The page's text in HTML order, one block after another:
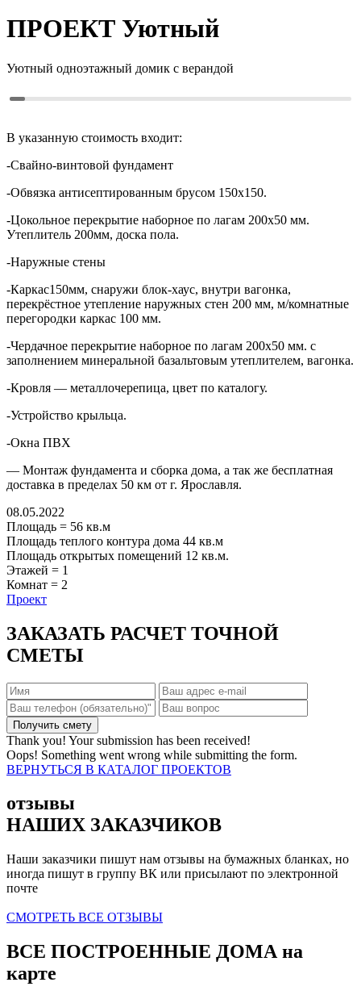
ПРОЕКТ Уютный
Уютный одноэтажный домик с верандой
В указанную стоимость входит:
-Свайно-винтовой фундамент
-Обвязка антисептированным брусом 150х150.
-Цокольное перекрытие наборное по лагам 200х50 мм.
Утеплитель 200мм, доска пола.
-Наружные стены
-Каркас150мм, снаружи блок-хаус, внутри вагонка,
перекрёстное утепление наружных стен 200 мм, м/комнатные
перегородки каркас 100 мм.
-Чердачное перекрытие наборное по лагам 200х50 мм. с
заполнением минеральной базальтовым утеплителем, вагонка.
-Кровля — металлочерепица, цвет по каталогу.
-Устройство крыльца.
-Окна ПВХ
— Монтаж фундамента и сборка дома, а так же бесплатная
доставка в пределах 50 км от г. Ярославля.
08.05.2022
Площадь = 56 кв.м
Площадь теплого контура дома 44 кв.м
Площадь открытых помещений 12 кв.м.
Этажей = 1
Комнат = 2
Проект
ЗАКАЗАТЬ РАСЧЕТ ТОЧНОЙ
СМЕТЫ
Thank you! Your submission has been received!
Oops! Something went wrong while submitting the form.
ВЕРНУТЬСЯ В КАТАЛОГ ПРОЕКТОВ
отзывы
НАШИХ ЗАКАЗЧИКОВ
Наши заказчики пишут нам отзывы на бумажных бланках, но
иногда пишут в группу ВК или присылают по электронной
почте
СМОТРЕТЬ ВСЕ ОТЗЫВЫ
ВСЕ ПОСТРОЕННЫЕ ДОМАна
карте